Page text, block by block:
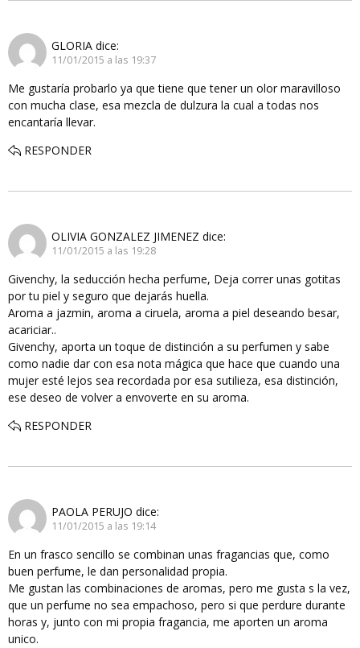
GLORIA dice:
11/01/2015 a las 19:37
Me gustaría probarlo ya que tiene que tener un olor maravilloso
con mucha clase, esa mezcla de dulzura la cual a todas nos
encantaría llevar.
RESPONDER
OLIVIA GONZALEZ JIMENEZ dice:
11/01/2015 a las 19:28
Givenchy, la seducción hecha perfume, Deja correr unas gotitas
por tu piel y seguro que dejarás huella.
Aroma a jazmin, aroma a ciruela, aroma a piel deseando besar,
acariciar..
Givenchy, aporta un toque de distinción a su perfumen y sabe
como nadie dar con esa nota mágica que hace que cuando una
mujer esté lejos sea recordada por esa sutilieza, esa distinción,
ese deseo de volver a envoverte en su aroma.
RESPONDER
PAOLA PERUJO dice:
11/01/2015 a las 19:14
En un frasco sencillo se combinan unas fragancias que, como
buen perfume, le dan personalidad propia.
Me gustan las combinaciones de aromas, pero me gusta s la vez,
que un perfume no sea empachoso, pero si que perdure durante
horas y, junto con mi propia fragancia, me aporten un aroma
unico.